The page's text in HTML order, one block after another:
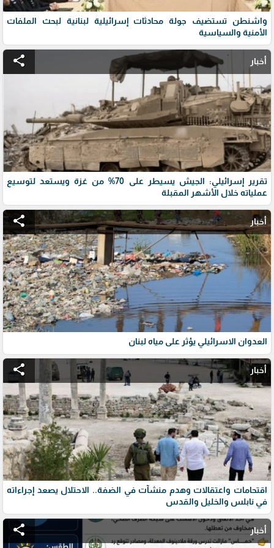
واشنطن تستضيف جولة محادثات إسرائيلية لبنانية لبحث الملفات
الأمنية والسياسية
share أخبار
تقرير إسرائيلي: الجيش يسيطر على 70% من غزة ويستعد لتوسيع
عملياته خلال الأشهر المقبلة
share أخبار
العدوان الاسرائيلي يؤثر على مياه لبنان
share أخبار
اقتحامات واعتقالات وهدم منشآت في الضفة.. الاحتلال يصعد إجراءاته
في نابلس والخليل والقدس
share أخبار